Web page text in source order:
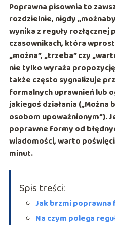
Poprawna pisownia to
rozdzielnie, nigdy
wynika z reguły rozłącznej
czasownikach, która
„można”, „trzeba” czy
nie tylko wyraża
także często sygnalizuje
formalnych uprawnień lub
jakiegoś działania
osobom upoważnionym”).
poprawne formy od
wiadomości, warto
minut.
Spis treści:
Jak brzmi poprawna
Na czym polega